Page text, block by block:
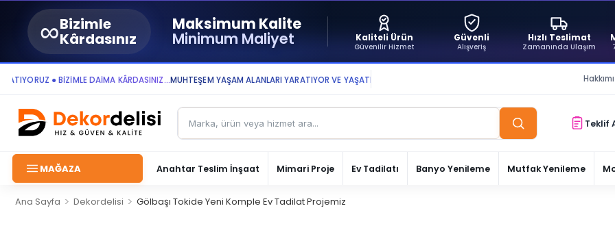
∞Bizimle
Kârdasınız
Maksimum Kalite
Minimum Maliyet Kaliteli Ürün
Güvenilir Hizmet
Güvenli
Alışveriş
Hızlı Teslimat
Zamanında Ulaşım
● BİZİMLE DAİMA KÂRDASINIZ...MUHTEŞEM YAŞAM ALANLARI YARATIYOR VE YAŞATIYORUZ ● BİZİMLE DAİMA KÂRDASINIZ...
Teklif
MAĞAZA Anahtar Teslim İnşaat Mimari Proje Ev Tadilatı Banyo Yenileme Mutfak Yenileme
Ana Sayfa > Dekordelisi > Gölbaşı Tokide Yeni Komple Ev Tadilat Projemiz